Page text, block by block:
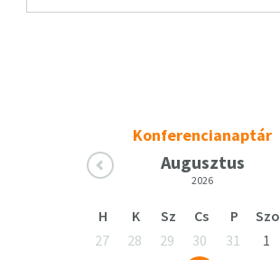
Konferencianaptár
Augusztus
2026
H K Sz Cs P Szo
27
28 29 30 31 1